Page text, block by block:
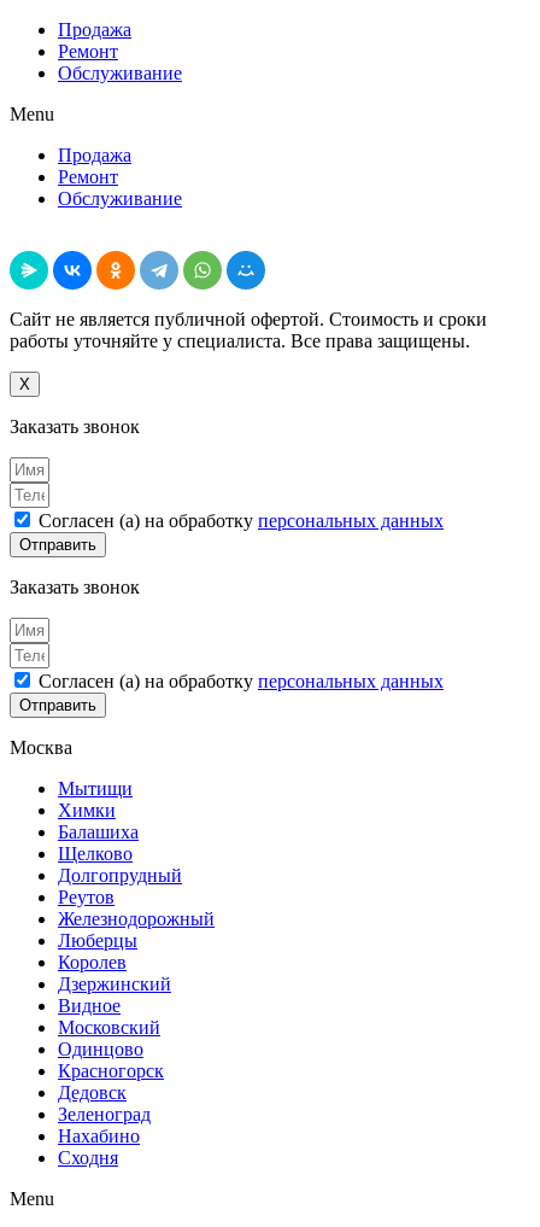
Продажа
Ремонт
Обслуживание
Menu
Продажа
Ремонт
Обслуживание
Сайт не является публичной офертой. Стоимость и сроки
работы уточняйте у специалиста. Все права защищены.
X
Заказать звонок
Согласен (а) на обработку персональных данных
Отправить
Заказать звонок
Согласен (а) на обработку персональных данных
Отправить
Москва
Мытищи
Химки
Балашиха
Щелково
Долгопрудный
Реутов
Железнодорожный
Люберцы
Королев
Дзержинский
Видное
Московский
Одинцово
Красногорск
Дедовск
Зеленоград
Нахабино
Сходня
Menu